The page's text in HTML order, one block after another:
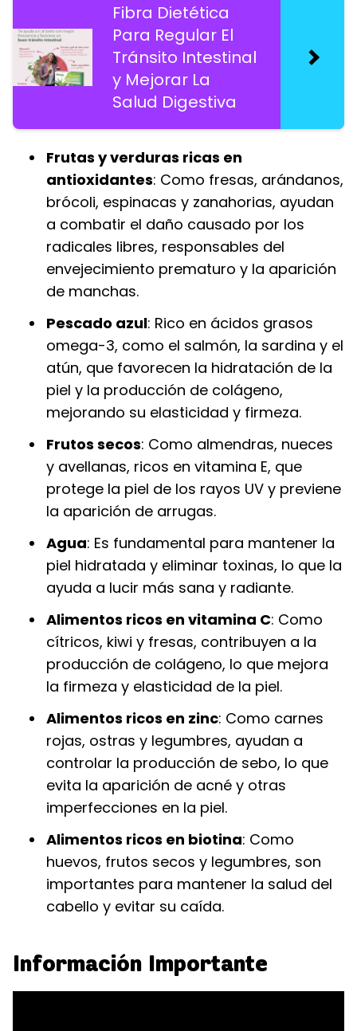
Fibra Dietética
Para Regular El
Tránsito Intestinal
y Mejorar La
Salud Digestiva
Frutas y verduras ricas en
antioxidantes: Como fresas, arándanos,
brócoli, espinacas y zanahorias, ayudan
a combatir el daño causado por los
radicales libres, responsables del
envejecimiento prematuro y la aparición
de manchas.
Pescado azul: Rico en ácidos grasos
omega-3, como el salmón, la sardina y el
atún, que favorecen la hidratación de la
piel y la producción de colágeno,
mejorando su elasticidad y firmeza.
Frutos secos: Como almendras, nueces
y avellanas, ricos en vitamina E, que
protege la piel de los rayos UV y previene
la aparición de arrugas.
Agua: Es fundamental para mantener la
piel hidratada y eliminar toxinas, lo que la
ayuda a lucir más sana y radiante.
Alimentos ricos en vitamina C: Como
cítricos, kiwi y fresas, contribuyen a la
producción de colágeno, lo que mejora
la firmeza y elasticidad de la piel.
Alimentos ricos en zinc: Como carnes
rojas, ostras y legumbres, ayudan a
controlar la producción de sebo, lo que
evita la aparición de acné y otras
imperfecciones en la piel.
Alimentos ricos en biotina: Como
huevos, frutos secos y legumbres, son
importantes para mantener la salud del
cabello y evitar su caída.
Información Importante